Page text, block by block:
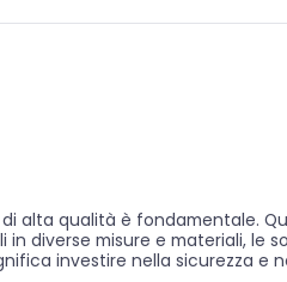
alta qualità è fondamentale.
diverse misure e materiali, le
investire nella sicurezza e